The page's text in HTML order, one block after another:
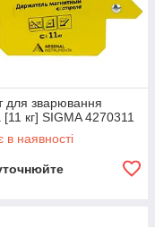
для зварювання
[11 кг] SIGMA 4270311
в наявності